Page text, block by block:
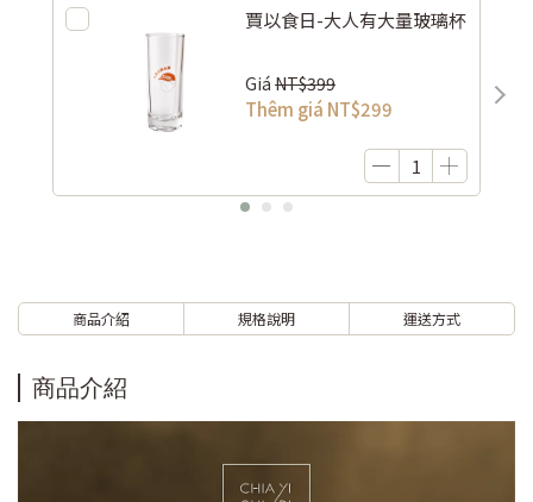
賈以食日-大人有大量玻璃杯
Giá NT$399
Thêm giá NT$299
商品介紹 規格說明 運送方式
商品介紹